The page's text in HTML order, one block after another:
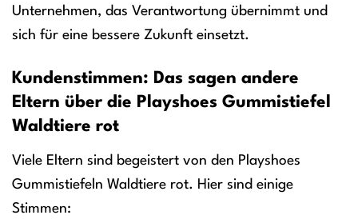
Unternehmen, das Verantwortung übernimmt und
sich für eine bessere Zukunft einsetzt.
Kundenstimmen: Das sagen andere
Eltern über die Playshoes Gummistiefel
Waldtiere rot
Viele Eltern sind begeistert von den Playshoes
Gummistiefeln Waldtiere rot. Hier sind einige
Stimmen: